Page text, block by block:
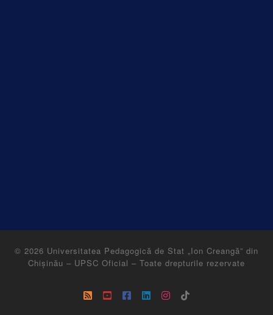
© 2026 Universitatea Pedagogică de Stat „Ion Creangă” din
Chișinău – UPSC Oficial – Toate drepturile rezervate